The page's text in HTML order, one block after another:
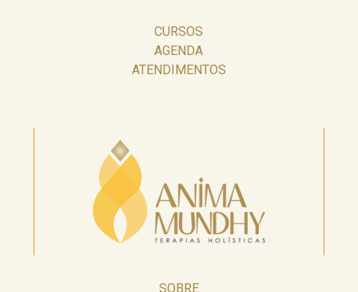
CURSOS
AGENDA
ATENDIMENTOS
SOBRE